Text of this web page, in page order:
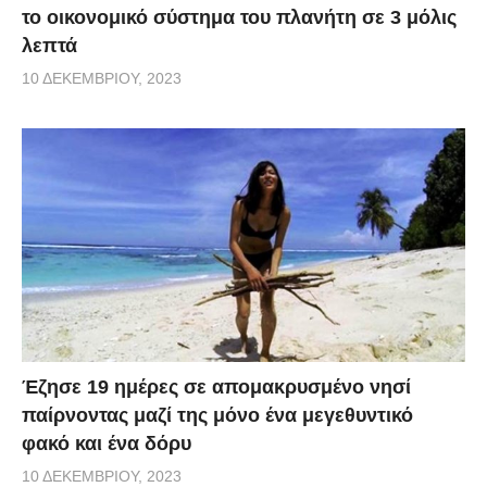
το οικονομικό σύστημα του πλανήτη σε 3 μόλις
λεπτά
10 ΔΕΚΕΜΒΡΊΟΥ, 2023
Έζησε 19 ημέρες σε απομακρυσμένο νησί
παίρνοντας μαζί της μόνο ένα μεγεθυντικό
φακό και ένα δόρυ
10 ΔΕΚΕΜΒΡΊΟΥ, 2023